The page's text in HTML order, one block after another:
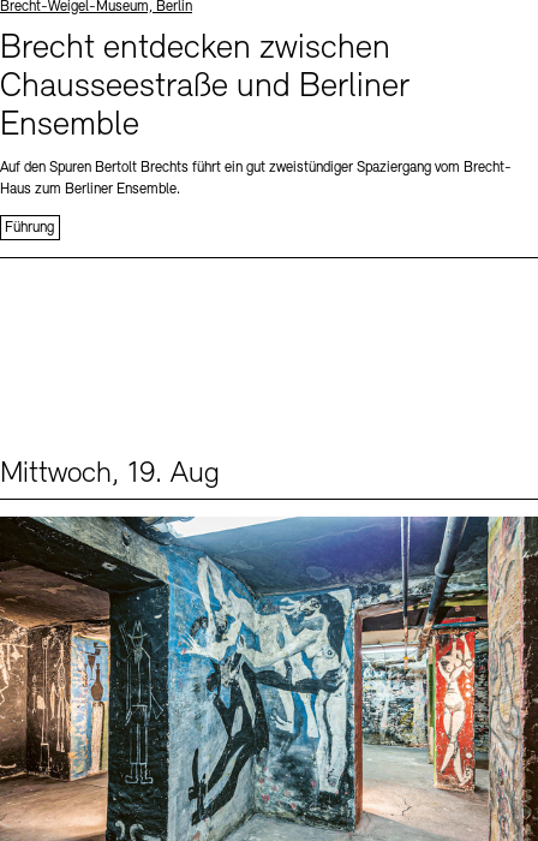
Standort
Brecht-Weigel-Museum, Berlin
Brecht entdecken zwischen
Chausseestraße und Berliner
Ensemble
Auf den Spuren Bertolt Brechts führt ein gut zweistündiger Spaziergang vom Brecht-
Haus zum Berliner Ensemble.
Führung
Mittwoch, 19. Aug